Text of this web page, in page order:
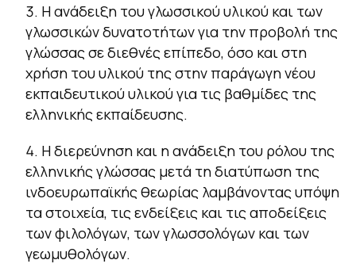
Η ανάδειξη του γλωσσικού υλικού και των
γλωσσικών δυνατοτήτων για την προβολή της
γλώσσας σε διεθνές επίπεδο, όσο και στη
χρήση του υλικού της στην παράγωγη νέου
εκπαιδευτικού υλικού για τις βαθμίδες της
ελληνικής εκπαίδευσης.
Η διερεύνηση και η ανάδειξη του ρόλου της
ελληνικής γλώσσας μετά τη διατύπωση της
ινδοευρωπαϊκής θεωρίας λαμβάνοντας υπόψη
τα στοιχεία, τις ενδείξεις και τις αποδείξεις
των φιλολόγων, των γλωσσολόγων και των
γεωμυθολόγων.